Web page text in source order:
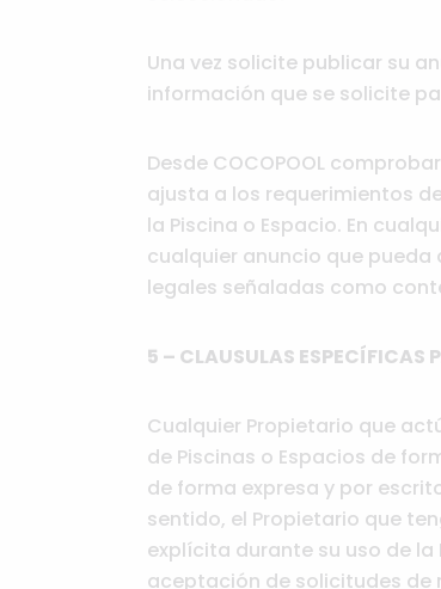
Una vez solicite publicar su
información que se solicite
Desde COCOPOOL
ajusta a los requerimientos
la Piscina o Espacio. En
cualquier anuncio que
legales señaladas como
5 – CLAUSULAS ESPECÍFICAS
Cualquier Propietario que
de Piscinas o Espacios de
de forma expresa y por
sentido, el Propietario que
explícita durante su uso de
aceptación de solicitudes de